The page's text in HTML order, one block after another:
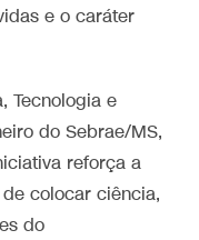
e o caráter
Tecnologia e
do Sebrae/MS,
reforça a
colocar ciência,
do